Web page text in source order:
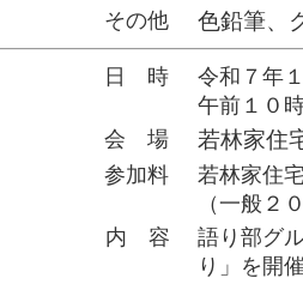
その他 色鉛筆、
日 時
令和７年
午前１０
会 場
若林家住
参加料
若林家住
（一般２
内 容
語り部グ
り」を開